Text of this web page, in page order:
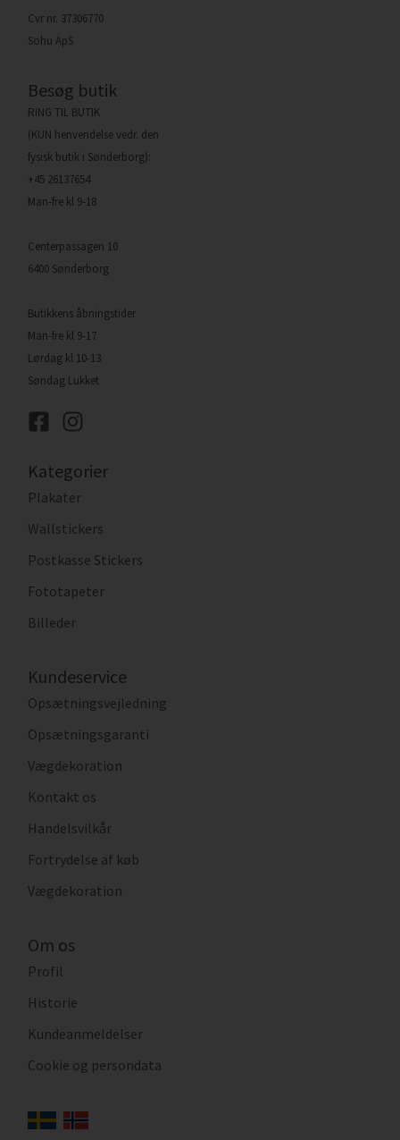
Cvr nr. 37306770
Sohu ApS
Besøg butik
RING TIL BUTIK
(KUN henvendelse vedr. den
fysisk butik i Sønderborg):
+45 26137654
Man-fre kl 9-18
Centerpassagen 10
6400 Sønderborg
Butikkens åbningstider
Man-fre kl 9-17
Lørdag kl 10-13
Søndag Lukket
Kategorier
Plakater
Wallstickers
Postkasse Stickers
Fototapeter
Billeder
Kundeservice
Opsætningsvejledning
Opsætningsgaranti
Vægdekoration
Kontakt os
Handelsvilkår
Fortrydelse af køb
Vægdekoration
Om os
Profil
Historie
Kundeanmeldelser
Cookie og persondata